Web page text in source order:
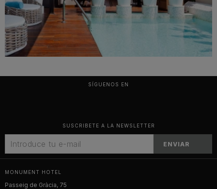
SÍGUENOS EN
SUSCRIBETE A LA NEWSLETTER
ENVIAR
MONUMENT HOTEL
Passeig de Gràcia, 75